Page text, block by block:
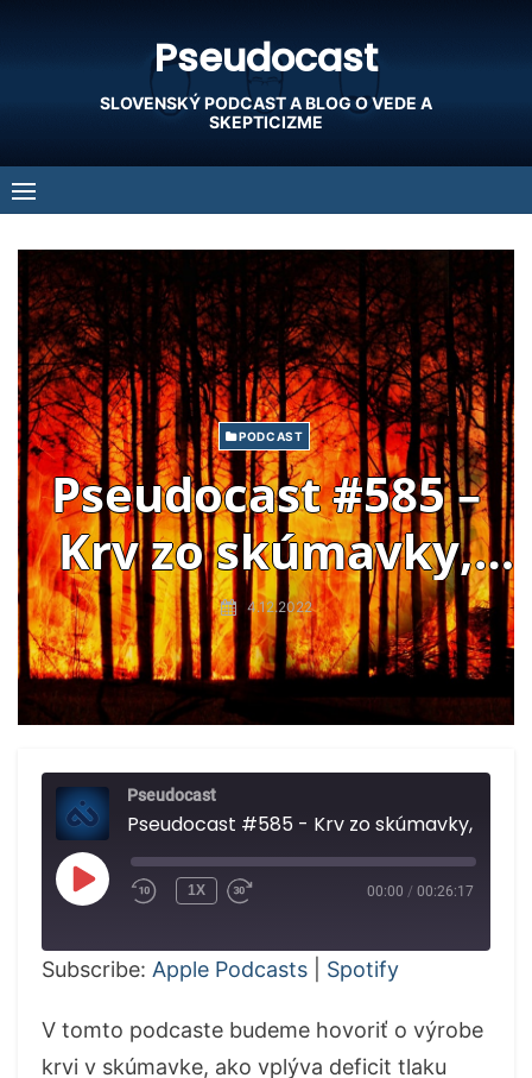
Pseudocast
SLOVENSKÝ PODCAST A BLOG O VEDE A
SKEPTICIZME
PODCAST
Pseudocast #585 –
Krv zo skúmavky,
prognózy lesných
požiarov, trendy
používania slov,
vnímanie času a
prokrastinácia
4.12.2022
Pseudocast
PLAY
EPISODE
1X 00:00 / 00:26:17
Subscribe: Apple Podcasts Spotify
V tomto podcaste budeme hovoriť o výrobe
krvi v skúmavke, ako vplýva deficit tlaku